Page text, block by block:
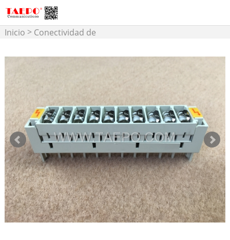
Inicio > Conectividad de